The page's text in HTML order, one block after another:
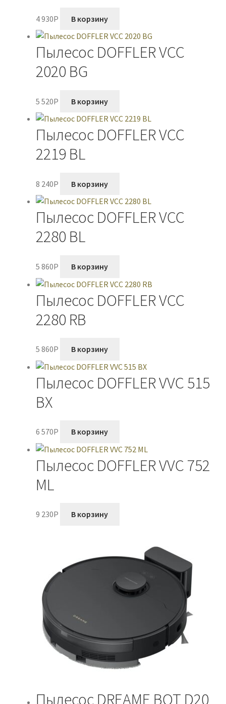
4 930P В корзину
Пылесос DOFFLER VCC
2020 BG
5 520P В корзину
Пылесос DOFFLER VCC
2219 BL
8 240P В корзину
Пылесос DOFFLER VCC
2280 BL
5 860P В корзину
Пылесос DOFFLER VCC
2280 RB
5 860P В корзину
Пылесос DOFFLER VVC 515
BX
6 570P В корзину
Пылесос DOFFLER VVC 752
ML
9 230P В корзину
Пылесос DREAME BOT D20